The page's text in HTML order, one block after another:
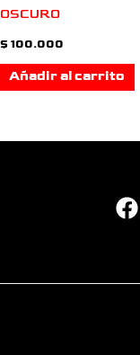
OSCURO
$ 100.000
Añadir al carrito